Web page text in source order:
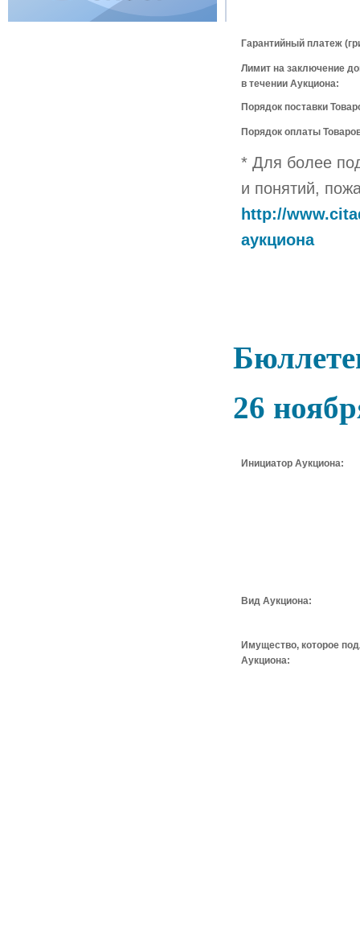
Гарантийный платеж
Лимит на заключение
в течении Аукциона:
Порядок поставки
Порядок оплаты
* Для более
и понятий,
http://
аукциона
26
Инициатор Аукциона:
Вид Аукциона:
Имущество, которое
Аукциона: